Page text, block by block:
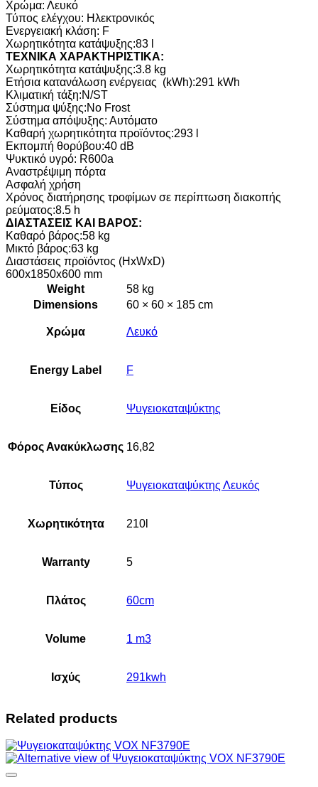
Χρώμα: Λευκό
Τύπος ελέγχου: Ηλεκτρονικός
Ενεργειακή κλάση: F
Χωρητικότητα κατάψυξης:83 l
ΤΕΧΝΙΚΑ ΧΑΡΑΚΤΗΡΙΣΤΙΚΑ:
Χωρητικότητα κατάψυξης:3.8 kg
Ετήσια κατανάλωση ενέργειας (kWh):291 kWh
Κλιματική τάξη:N/ST
Σύστημα ψύξης:No Frost
Σύστημα απόψυξης: Αυτόματο
Καθαρή χωρητικότητα προϊόντος:293 l
Εκπομπή θορύβου:40 dB
Ψυκτικό υγρό: R600a
Αναστρέψιμη πόρτα
Ασφαλή χρήση
Χρόνος διατήρησης τροφίμων σε περίπτωση διακοπής
ρεύματος:8.5 h
ΔΙΑΣΤΑΣΕΙΣ ΚΑΙ ΒΑΡΟΣ:
Καθαρό βάρος:58 kg
Μικτό βάρος:63 kg
Διαστάσεις προϊόντος (HxWxD)
600x1850x600 mm
Weight
58 kg
Dimensions
60 × 60 × 185 cm
Χρώμα Λευκό
Energy Label F
Είδος Ψυγειοκαταψύκτης
Φόρος Ανακύκλωσης 16,82
Τύπος Ψυγειοκαταψύκτης Λευκός
Χωρητικότητα 210l
Warranty 5
Πλάτος 60cm
Volume 1 m3
Ισχύς 291kwh
Related products